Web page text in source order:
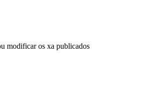
modificar os xa publicados